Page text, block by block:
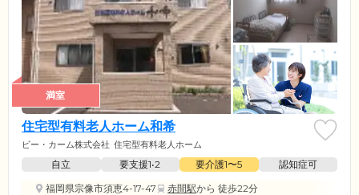
満室
住宅型有料老人ホーム和希
ビー・カーム株式会社 住宅型有料老人ホーム
自立 要支援1•2 要介護1〜5
認知症可
福岡県宗像市須恵4-17-47
赤間駅から 徒歩22分